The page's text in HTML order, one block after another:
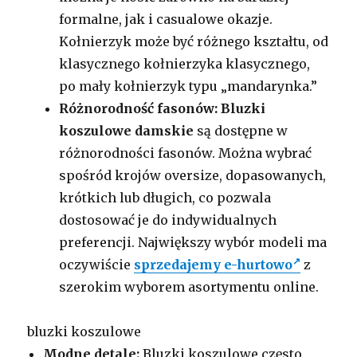
formalne, jak i casualowe okazje.
Kołnierzyk może być różnego kształtu, od
klasycznego kołnierzyka klasycznego,
po mały kołnierzyk typu „mandarynka.”
Różnorodność fasonów: Bluzki
koszulowe damskie są dostępne w
różnorodności fasonów. Można wybrać
spośród krojów oversize, dopasowanych,
krótkich lub długich, co pozwala
dostosować je do indywidualnych
preferencji. Największy wybór modeli ma
oczywiście sprzedajemy e-hurtowo
z
szerokim wyborem asortymentu online.
bluzki koszulowe
Modne detale: Bluzki koszulowe często